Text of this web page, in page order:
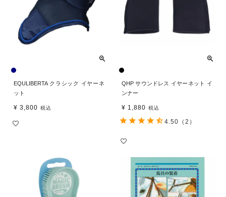
EQULIBERTA クラシック イヤーネ
ット
¥ 3,800 税込
QHP サウンドレス イヤーネット イ
ンナー
¥ 1,880 税込
4.50 （2）